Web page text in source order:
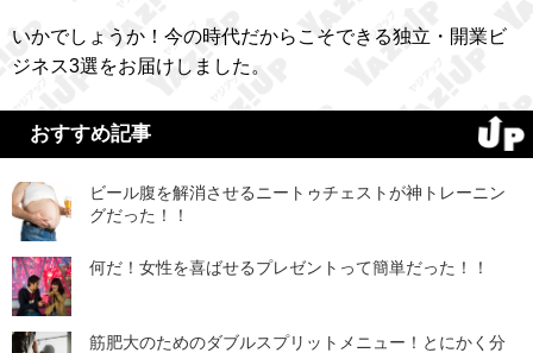
いかでしょうか！今の時代だからこそできる独立・開業ビ
ジネス3選をお届けしました。
おすすめ記事
ビール腹を解消させるニートゥチェストが神トレーニン
グだった！！
何だ！女性を喜ばせるプレゼントって簡単だった！！
筋肥大のためのダブルスプリットメニュー！とにかく分